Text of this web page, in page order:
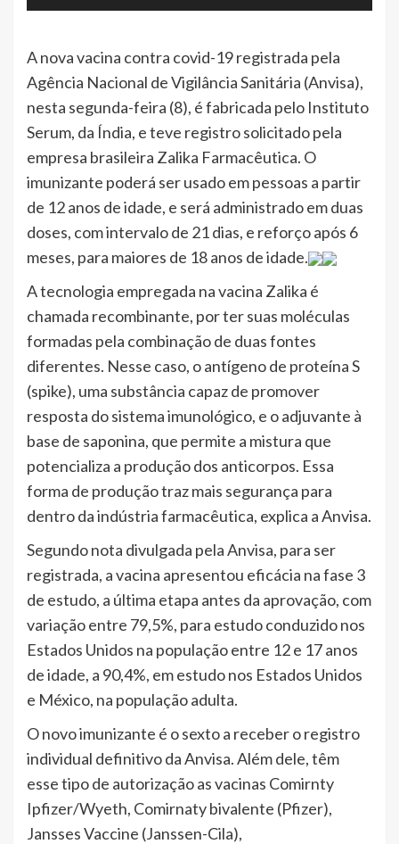
A nova vacina contra covid-19 registrada pela
Agência Nacional de Vigilância Sanitária (Anvisa),
nesta segunda-feira (8), é fabricada pelo Instituto
Serum, da Índia, e teve registro solicitado pela
empresa brasileira Zalika Farmacêutica. O
imunizante poderá ser usado em pessoas a partir
de 12 anos de idade, e será administrado em duas
doses, com intervalo de 21 dias, e reforço após 6
meses, para maiores de 18 anos de idade.
A tecnologia empregada na vacina Zalika é
chamada recombinante, por ter suas moléculas
formadas pela combinação de duas fontes
diferentes. Nesse caso, o antígeno de proteína S
(spike), uma substância capaz de promover
resposta do sistema imunológico, e o adjuvante à
base de saponina, que permite a mistura que
potencializa a produção dos anticorpos. Essa
forma de produção traz mais segurança para
dentro da indústria farmacêutica, explica a Anvisa.
Segundo nota divulgada pela Anvisa, para ser
registrada, a vacina apresentou eficácia na fase 3
de estudo, a última etapa antes da aprovação, com
variação entre 79,5%, para estudo conduzido nos
Estados Unidos na população entre 12 e 17 anos
de idade, a 90,4%, em estudo nos Estados Unidos
e México, na população adulta.
O novo imunizante é o sexto a receber o registro
individual definitivo da Anvisa. Além dele, têm
esse tipo de autorização as vacinas Comirnty
Ipfizer/Wyeth, Comirnaty bivalente (Pfizer),
Jansses Vaccine (Janssen-Cila),